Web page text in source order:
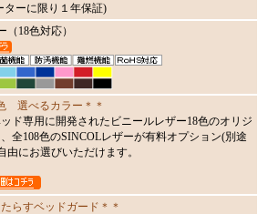
ターに限り１年保証)
18色対応）
選べるカラー＊＊
ド専用に開発されたビニールレザー18色のオリジ
全108色のSINCOLレザーが有料オプション(別途
由にお選びいただけます。
らすベッドガード＊＊